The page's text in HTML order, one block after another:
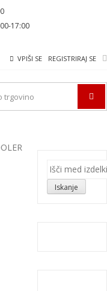
17:00
VPIŠI SE REGISTRIRAJ SE
Išči:
Iskanje